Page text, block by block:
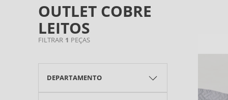
OUTLET COBRE
LEITOS
1
DEPARTAMENTO